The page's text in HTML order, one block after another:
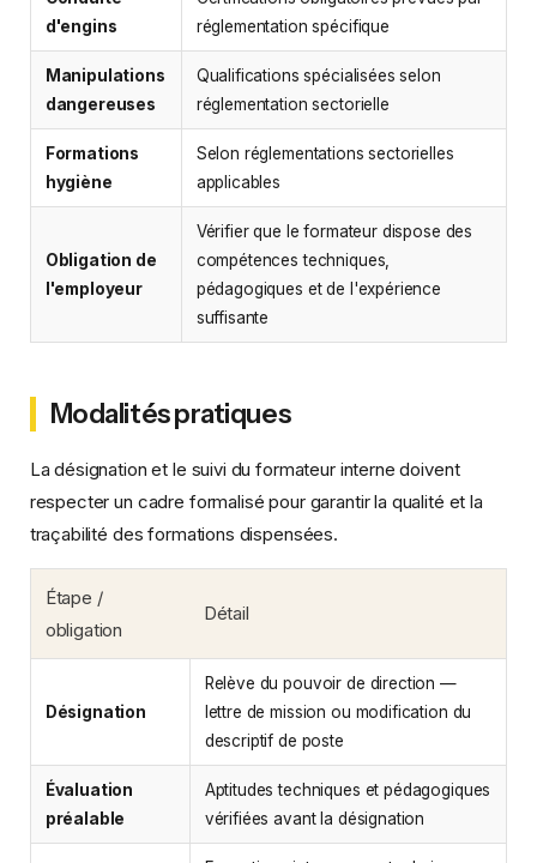
d'engins
réglementation spécifique
Manipulations
dangereuses
Qualifications spécialisées selon
réglementation sectorielle
Formations
hygiène
Selon réglementations sectorielles
applicables
Obligation de
l'employeur
Vérifier que le formateur dispose des
compétences techniques,
pédagogiques et de l'expérience
suffisante
Modalités pratiques
La désignation et le suivi du formateur interne doivent
respecter un cadre formalisé pour garantir la qualité et la
traçabilité des formations dispensées.
Étape /
obligation
Détail
Désignation
Relève du pouvoir de direction —
lettre de mission ou modification du
descriptif de poste
Évaluation
préalable
Aptitudes techniques et pédagogiques
vérifiées avant la désignation